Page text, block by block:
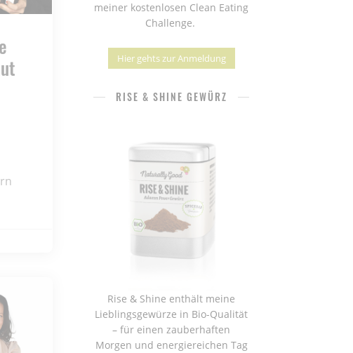
meiner kostenlosen Clean Eating
Challenge.
Hier gehts zur Anmeldung
RISE & SHINE GEWÜRZ
Rise & Shine enthält meine
Lieblingsgewürze in Bio-Qualität
– für einen zauberhaften
Morgen und energiereichen Tag